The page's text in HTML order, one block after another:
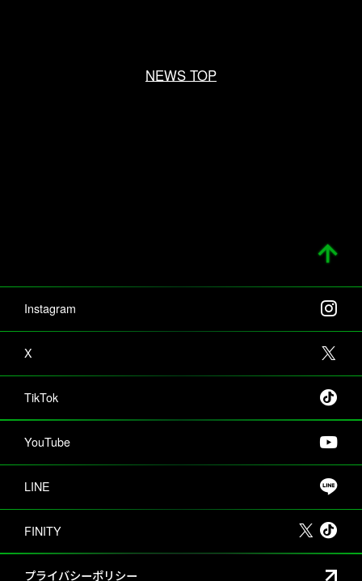
NEWS TOP
Instagram
X
TikTok
YouTube
LINE
FINITY
プライバシーポリシー